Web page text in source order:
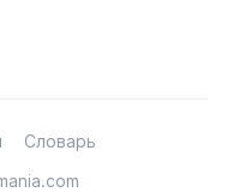
Словарь